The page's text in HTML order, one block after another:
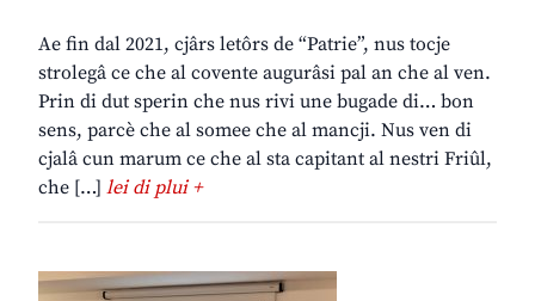
Ae fin dal 2021, cjârs letôrs de “Patrie”, nus tocje
strolegâ ce che al covente augurâsi pal an che al ven.
Prin di dut sperin che nus rivi une bugade di… bon
sens, parcè che al somee che al mancji. Nus ven di
cjalâ cun marum ce che al sta capitant al nestri Friûl,
che […] lei di plui +